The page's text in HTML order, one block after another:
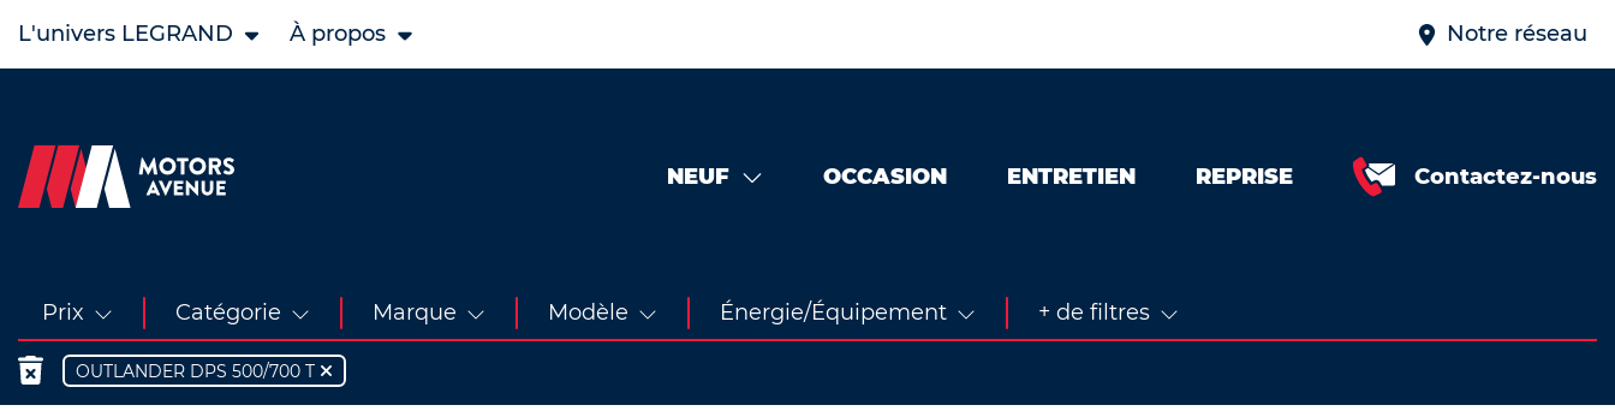
L'univers LEGRAND À propos Notre réseau
NEUF OCCASION ENTRETIEN REPRISE Contactez-nous
Prix Catégorie Marque Modèle Énergie/Équipement + de filtres
OUTLANDER DPS 500/700 T